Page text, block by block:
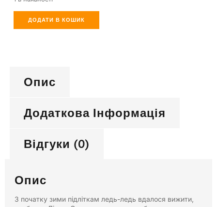
ДОДАТИ В КОШИК
Опис
Додаткова Інформація
Відгуки (0)
Опис
З початку зими підліткам ледь-ледь вдалося вижити,